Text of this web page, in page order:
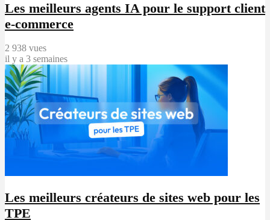
Les meilleurs agents IA pour le support client
e-commerce
2 938 vues
il y a 3 semaines
Les meilleurs créateurs de sites web pour les
TPE